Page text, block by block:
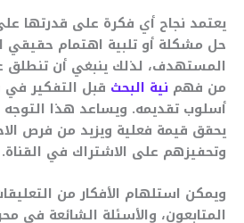
يعتمد نجاح أي فكرة على قدرتها
حل مشكلة أو تلبية اهتمام حقيقي
المستهدف، لذلك ينبغي أن تنطلق
من فهم نية البحث قبل التفكير
أسلوب تقديمه. ويساعد هذا
يحقق قيمة فعلية ويزيد من فرص
وتحفيزهم على الاشتراك في القناة.
ويمكن استلهام الأفكار من
المتابعون، والأسئلة الشائعة في